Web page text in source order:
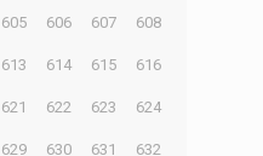
605 606 607 608
613 614 615 616
621 622 623 624
629 630 631 632